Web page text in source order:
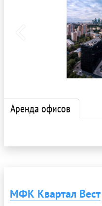
Аренда офисов
МФК Квартал Вест